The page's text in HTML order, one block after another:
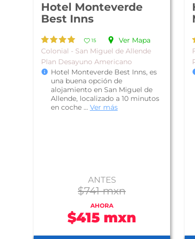
Hotel Monteverde
Best Inns
15
Ver Mapa
Colonial - San Miguel de Allende
Plan Desayuno Americano
Hotel Monteverde Best Inns, es
una buena opción de
alojamiento en San Miguel de
Allende, localizado a 10 minutos
en coche ... Ver más
ANTES
$741 mxn
AHORA
$415 mxn